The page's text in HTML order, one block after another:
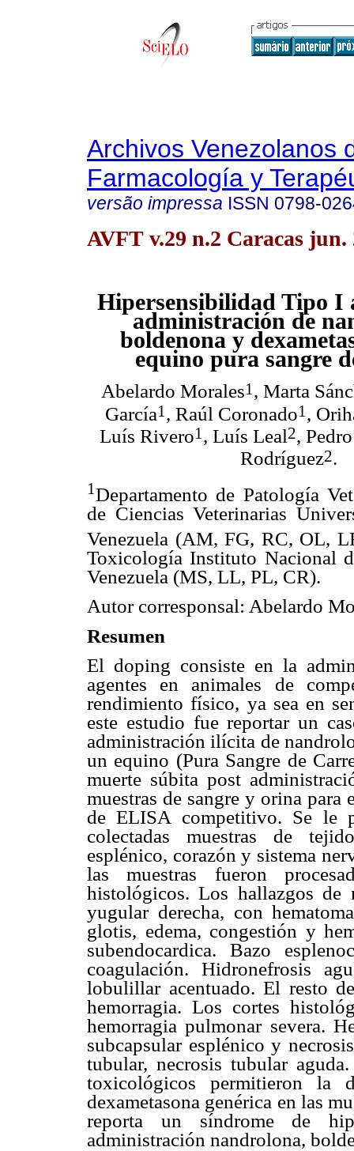
Archivos Venezolanos
Farmacología y
versão impressa ISSN 0798-
AVFT v.29 n.2 Caracas jun.
Hipersensibilidad Tipo I
administración de
boldenona y
equino pura sangre
Abelardo Morales1 , Marta
García1 , Raúl Coronado1 ,
Luís Rivero1 , Luís Leal2,
Rodríguez2.
1Departamento de Patología
de Ciencias Veterinarias
Venezuela (AM, FG, RC, OL,
Toxicología Instituto Nacional
Venezuela (MS, LL, PL, CR).
Autor corresponsal: Abelardo
Resumen
El doping consiste en la
agentes en animales de
rendimiento físico, ya sea en
este estudio fue reportar un
administración ilícita de
un equino (Pura Sangre de
muerte súbita post
muestras de sangre y orina
de ELISA competitivo. Se le
colectadas muestras de
esplénico, corazón y sistema
las muestras fueron
histológicos. Los hallazgos de
yugular derecha, con
glotis, edema, congestión y
subendocardica. Bazo
coagulación. Hidronefrosis
lobulillar acentuado. El resto
hemorragia. Los cortes
hemorragia pulmonar severa.
subcapsular esplénico y
tubular, necrosis tubular
toxicológicos permitieron la
dexametasona genérica en las
reporta un síndrome de
administración nandrolona,